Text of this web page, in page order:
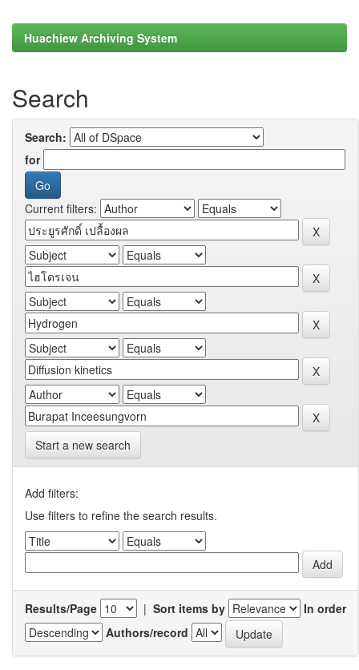
Huachiew Archiving System
Search
Search:
for
Current filters:
Start a new search
Add filters:
Use filters to refine the search results.
Results/Page | Sort items by
In order
Authors/record